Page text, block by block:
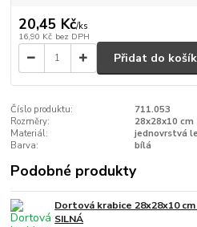
20,45 Kč/ks
16,90 Kč bez DPH
Přidat do
Číslo produktu:
711.053
Rozměry:
28x28x10 cm
Materiál:
jednovrstvá
Barva:
bílá
Podobné produkty
Dortová krabice 28x28x10
SILNÁ